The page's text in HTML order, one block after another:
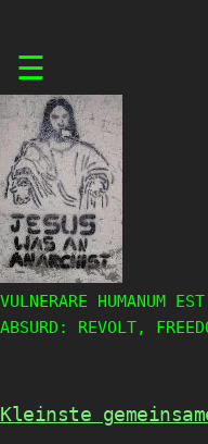
content
☰
VULNERARE HUMANUM
ABSURD: REVOLT,
Kleinste